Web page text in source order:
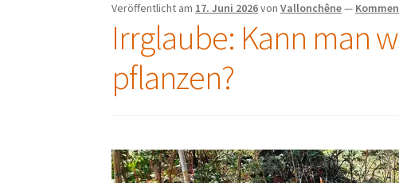
Veröffentlicht am 17. Juni 2026vonVallonchêne—
Irrglaube: Kann man
pflanzen?